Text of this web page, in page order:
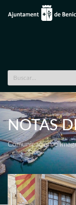
NOTAS
Comunicación e